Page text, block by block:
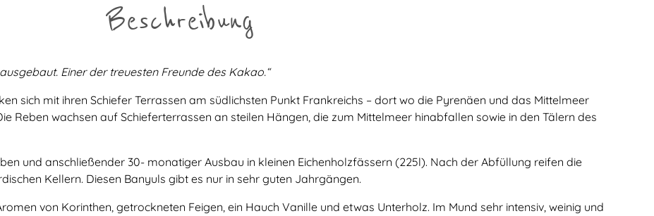
Beschreibung
Einer der treuesten Freunde des Kakao.“
sich mit ihren Schiefer Terrassen am südlichsten Punkt Frankreichs – dort wo die Pyrenäen und das Mittelmeer
Reben wachsen auf Schieferterrassen an steilen Hängen, die zum Mittelmeer hinabfallen sowie in den Tälern des
und anschließender 30- monatiger Ausbau in kleinen Eichenholzfässern (225l). Nach der Abfüllung reifen die
Kellern. Diesen Banyuls gibt es nur in sehr guten Jahrgängen.
von Korinthen, getrockneten Feigen, ein Hauch Vanille und etwas Unterholz. Im Mund sehr intensiv, weinig und